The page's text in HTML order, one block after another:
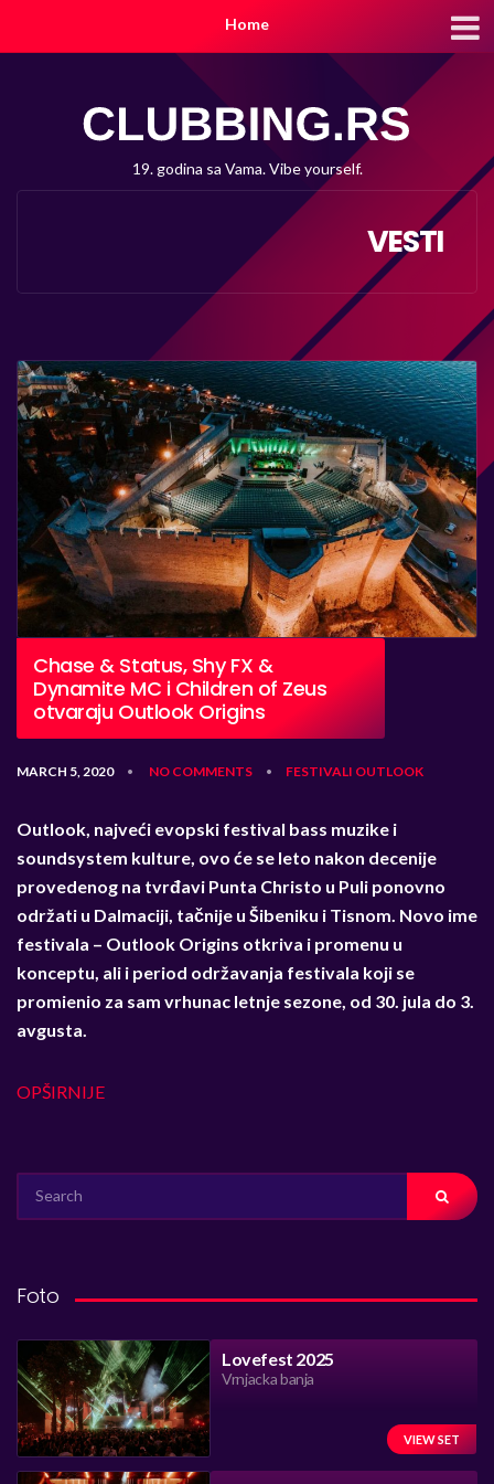
Home
19. godina sa Vama. Vibe yourself.
VESTI
Chase & Status, Shy FX &
Dynamite MC i Children of Zeus
otvaraju Outlook Origins
MARCH 5, 2020 • NO COMMENTS • FESTIVALI OUTLOOK
Outlook, najveći evopski festival bass muzike i
soundsystem kulture, ovo će se leto nakon decenije
provedenog na tvrđavi Punta Christo u Puli ponovno
održati u Dalmaciji, tačnije u Šibeniku i Tisnom. Novo ime
festivala – Outlook Origins otkriva i promenu u
konceptu, ali i period održavanja festivala koji se
promienio za sam vrhunac letnje sezone, od 30. jula do 3.
avgusta.
OPŠIRNIJE
FOR:
Foto
Lovefest 2025
Vrnjacka banja
VIEW SET